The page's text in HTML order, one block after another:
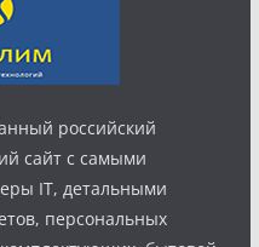
российский
сайт с самыми
IT, детальными
персональных